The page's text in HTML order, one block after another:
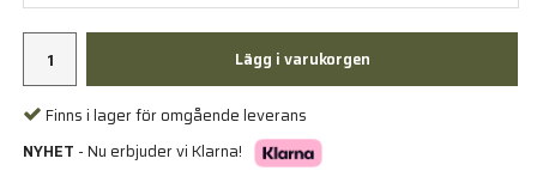
Lägg i varukorgen
Finns i lager för omgående leverans
NYHET - Nu erbjuder vi Klarna!